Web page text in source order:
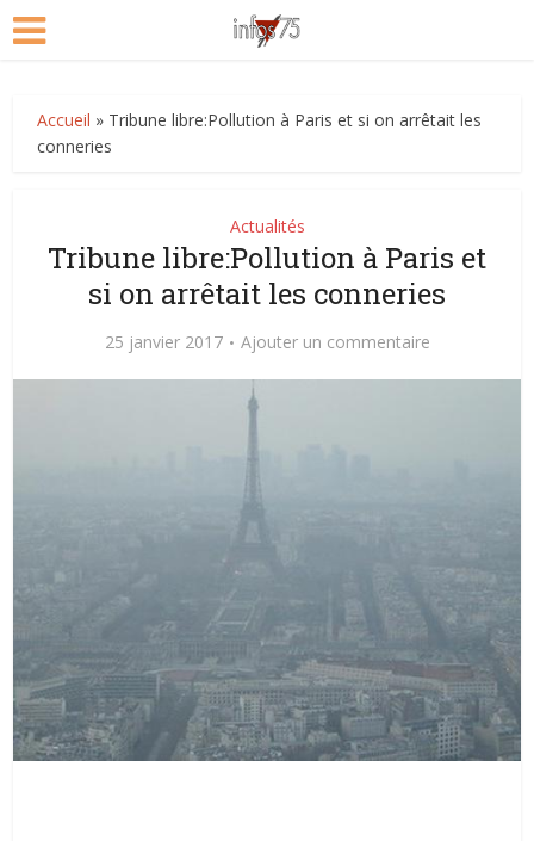
Accueil » Tribune libre:Pollution à Paris et si on arrêtait les
conneries
Actualités
Tribune libre:Pollution à Paris et
si on arrêtait les conneries
25 janvier 2017 Ajouter un commentaire